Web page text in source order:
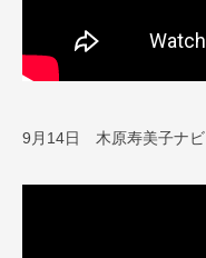
9月14日 木原寿美子ナビ